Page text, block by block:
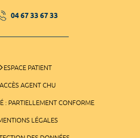
04 67 33 67 33
ESPACE PATIENT
ACCÈS AGENT CHU
: PARTIELLEMENT CONFORME
LÉGALES